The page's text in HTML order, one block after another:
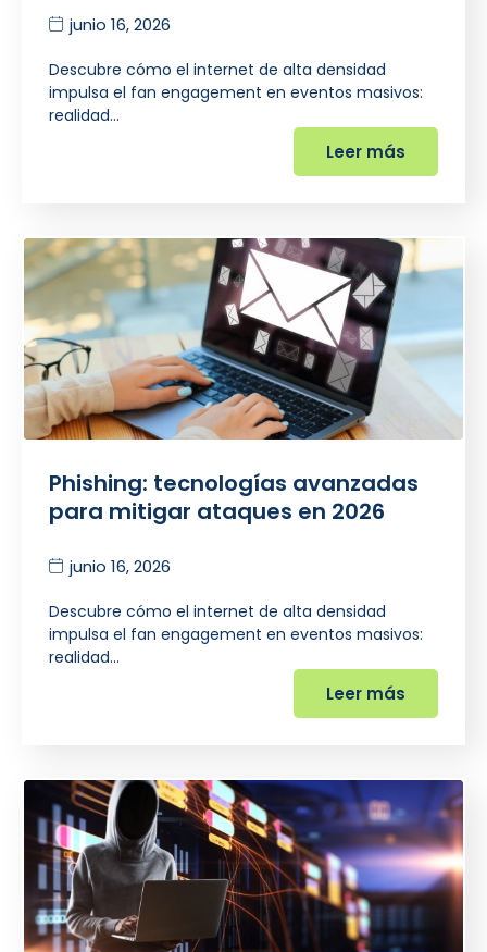
junio 16, 2026
Descubre cómo el internet de alta densidad
impulsa el fan engagement en eventos masivos:
realidad…
Leer más
Phishing: tecnologías avanzadas
para mitigar ataques en 2026
junio 16, 2026
Descubre cómo el internet de alta densidad
impulsa el fan engagement en eventos masivos:
realidad…
Leer más